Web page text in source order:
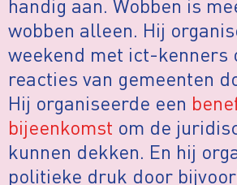
wobben alleen. Hij
weekend met ict-kenners
reacties van gemeenten
Hij organiseerde een
bijeenkomst om de
kunnen dekken. En hij
politieke druk door